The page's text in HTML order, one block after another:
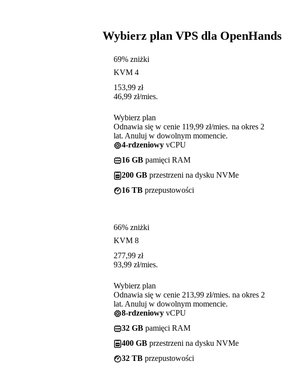
Wybierz plan VPS dla OpenHands
69% zniżki
KVM 4
153,99 zł
46,99 zł/mies.
Wybierz plan
Odnawia się w cenie 119,99 zł/mies. na okres 2
lat. Anuluj w dowolnym momencie.
4-rdzeniowy vCPU
16 GB pamięci RAM
200 GB przestrzeni na dysku NVMe
16 TB przepustowości
66% zniżki
KVM 8
277,99 zł
93,99 zł/mies.
Wybierz plan
Odnawia się w cenie 213,99 zł/mies. na okres 2
lat. Anuluj w dowolnym momencie.
8-rdzeniowy vCPU
32 GB pamięci RAM
400 GB przestrzeni na dysku NVMe
32 TB przepustowości